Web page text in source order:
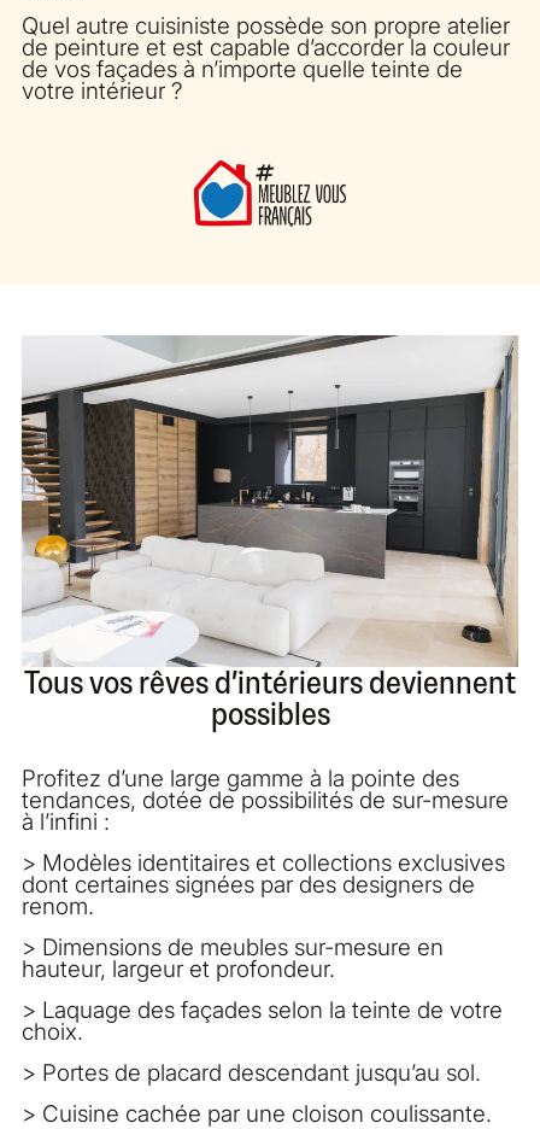
Quel autre cuisiniste possède son propre atelier
de peinture et est capable d’accorder la couleur
de vos façades à n’importe quelle teinte de
votre intérieur ?
Tous vos rêves d’intérieurs deviennent
possibles
Profitez d’une large gamme à la pointe des
tendances, dotée de possibilités de sur-mesure
à l’infini :
> Modèles identitaires et collections exclusives
dont certaines signées par des designers de
renom.
> Dimensions de meubles sur-mesure en
hauteur, largeur et profondeur.
> Laquage des façades selon la teinte de votre
choix.
> Portes de placard descendant jusqu’au sol.
> Cuisine cachée par une cloison coulissante.